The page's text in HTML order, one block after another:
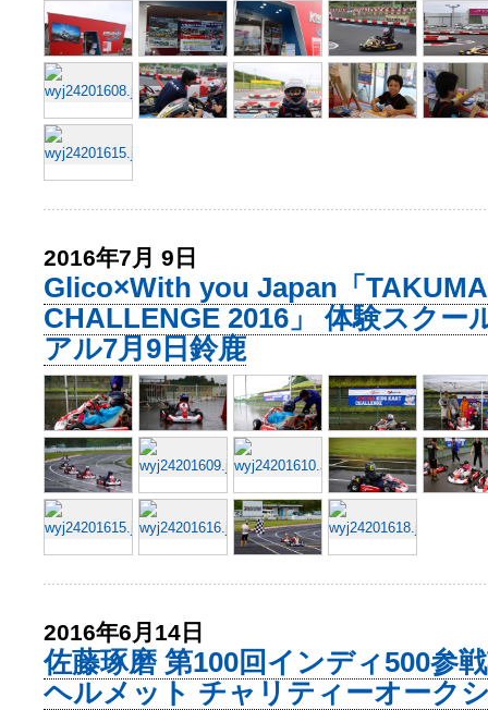
2016年7月 9日
Glico×With you Japan「
CHALLENGE 2016」 体験スクー
アル7月9日鈴鹿
2016年6月14日
佐藤琢磨 第100回インディ500参
ヘルメット チャリティーオーク